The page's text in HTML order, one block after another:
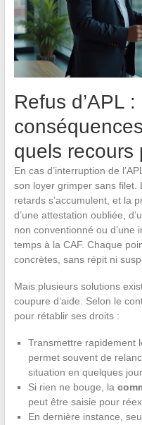
Refus d’APL
quels recours
En cas d’interruption de
son loyer grimper sans filet.
retards s’accumulent, et la
d’une attestation oubliée,
non conventionné ou d’une
temps à la CAF. Chaque
concrètes, sans répit ni
Mais plusieurs solutions
coupure d’aide. Selon le
pour rétablir ses droits :
Transmettre rapidement
permet souvent de
situation en quelques
Si rien ne bouge, la
peut être saisie pour
En dernière instance,